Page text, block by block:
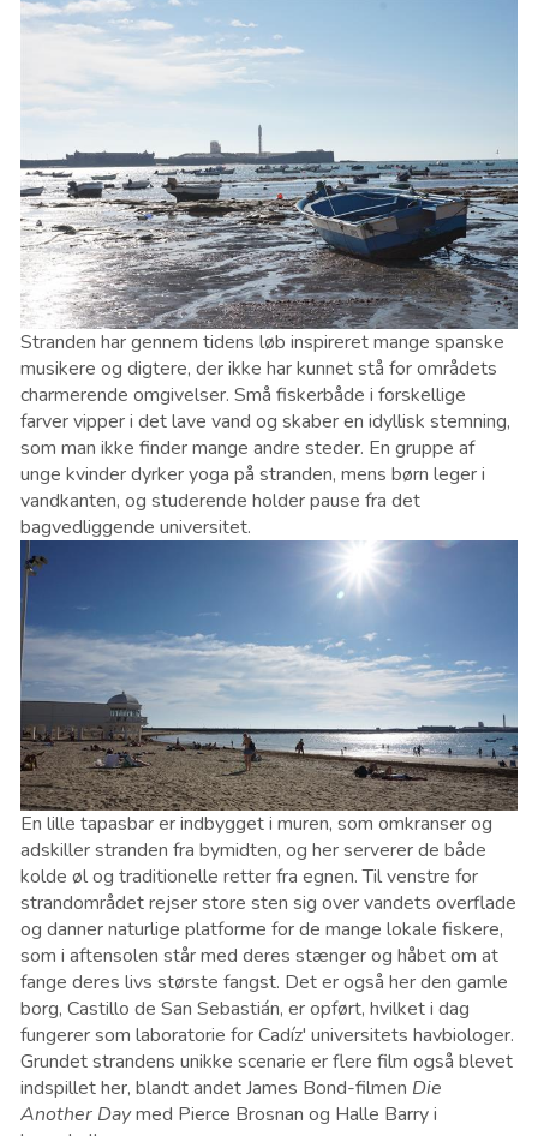
Stranden har gennem tidens løb inspireret mange spanske
musikere og digtere, der ikke har kunnet stå for områdets
charmerende omgivelser. Små fiskerbåde i forskellige
farver vipper i det lave vand og skaber en idyllisk stemning,
som man ikke finder mange andre steder. En gruppe af
unge kvinder dyrker yoga på stranden, mens børn leger i
vandkanten, og studerende holder pause fra det
bagvedliggende universitet.
En lille tapasbar er indbygget i muren, som omkranser og
adskiller stranden fra bymidten, og her serverer de både
kolde øl og traditionelle retter fra egnen. Til venstre for
strandområdet rejser store sten sig over vandets overflade
og danner naturlige platforme for de mange lokale fiskere,
som i aftensolen står med deres stænger og håbet om at
fange deres livs største fangst. Det er også her den gamle
borg, Castillo de San Sebastián, er opført, hvilket i dag
fungerer som laboratorie for Cadíz' universitets havbiologer.
Grundet strandens unikke scenarie er flere film også blevet
indspillet her, blandt andet James Bond-filmen Die
Another Daymed Pierce Brosnan og Halle Barry i